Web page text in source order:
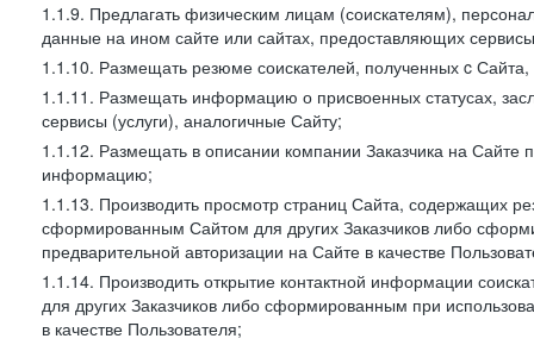
1.1.9. Предлагать физическим лицам (соискателям),
данные на ином сайте или сайтах, предоставляющих
1.1.10. Размещать резюме соискателей, полученных c
1.1.11. Размещать информацию о присвоенных статусах,
сервисы (услуги), аналогичные Сайту;
1.1.12. Размещать в описании компании Заказчика на Сайте
информацию;
1.1.13. Производить просмотр страниц Сайта, содержащих
сформированным Сайтом для других Заказчиков либо
предварительной авторизации на Сайте в качестве
1.1.14. Производить открытие контактной информации
для других Заказчиков либо сформированным при
в качестве Пользователя;